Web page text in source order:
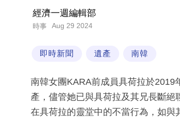
經濟一週編輯部
時事 Aug 29 2024
即時新聞 遺產 南韓
南韓女團KARA前成員具荷拉於2019
產，儘管她已與具荷拉及其兄長斷
在具荷拉的靈堂中的不當行為，如與